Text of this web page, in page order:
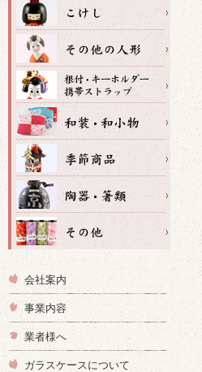
会社案内
事業内容
業者様へ
ガラスケースについて